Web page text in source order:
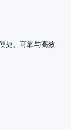
捷、可靠与高效